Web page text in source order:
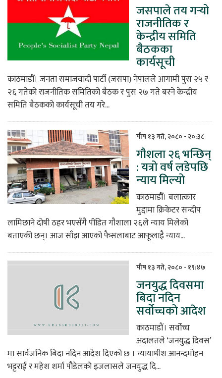
जसपाले तय गर्‍यो
राजनीतिक र
केन्द्रीय समिति
बैठकका
कार्यसूची
काठमाडौँ। जनता समाजवादी पार्टी (जसपा) नेपालले आगामी पुस २५ र
२६ गतेको राजनीतिक समितिको बैठक र पुस २७ गते बस्ने केन्द्रीय
समिति बैठकको कार्यसूची तय गरे...
पौष १३ गते, २०८० - २०:३८
गौशला २६ भन्छिन्
: यत्रो वर्ष लडेपछि
न्याय मिल्यो
काठमाडौँ। बलात्कार
मुद्दामा क्रिकेटर सन्दीप
लामिछाने दोषी ठहर भएसँगै पीडित गौशाला २६ले न्याय मिलेको
बताएकी छन्। आज साँझ आएको फैसलाबाट आफूलाइै न्याय...
पौष १३ गते, २०८० - १९:४७
जनयुद्ध दिवसमा
बिदा नदिन
सर्वोच्चको आदेश
काठमाडौं। सर्वोच्च
अदालतले ‘जनयुद्ध दिवस’
मा सार्वजनिक बिदा नदिन आदेश दिएको छ । न्यायाधीश आनन्दमोहन
भट्टराई र महेश शर्मा पौडेलको इजलासले जनयुद्ध दि...